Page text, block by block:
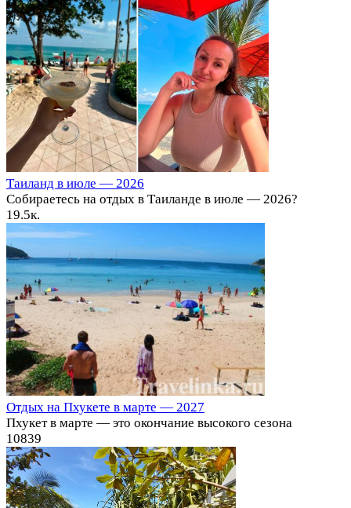
Таиланд в июле — 2026
Собираетесь на отдых в Таиланде в июле — 2026?
19.5к.
Отдых на Пхукете в марте — 2027
Пхукет в марте — это окончание высокого сезона
10839